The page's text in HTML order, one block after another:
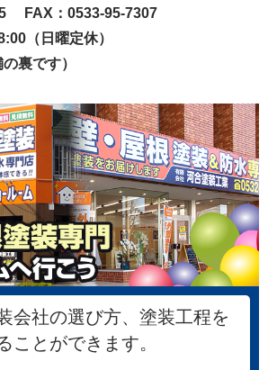
FAX：0533-95-7307
（日曜定休）
裏です）
会社の選び方、塗装工程を
ことができます。